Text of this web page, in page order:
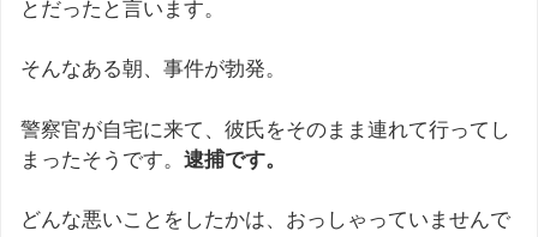
とだったと言います。
そんなある朝、事件が勃発。
警察官が自宅に来て、彼氏をそのまま連れて行ってし
まったそうです。 逮捕です。
どんな悪いことをしたかは、おっしゃっていませんで